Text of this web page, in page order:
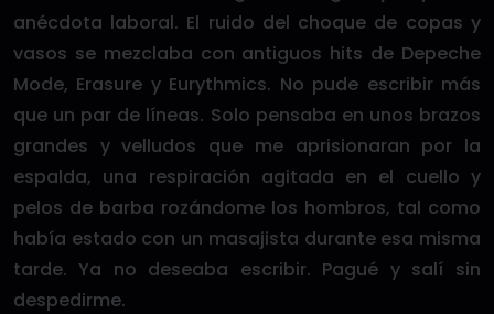
anécdota laboral. El ruido del choque de copas y
vasos se mezclaba con antiguos hits de Depeche
Mode, Erasure y Eurythmics. No pude escribir más
que un par de líneas. Solo pensaba en unos brazos
grandes y velludos que me aprisionaran por la
espalda, una respiración agitada en el cuello y
pelos de barba rozándome los hombros, tal como
había estado con un masajista durante esa misma
tarde. Ya no deseaba escribir. Pagué y salí sin
despedirme.